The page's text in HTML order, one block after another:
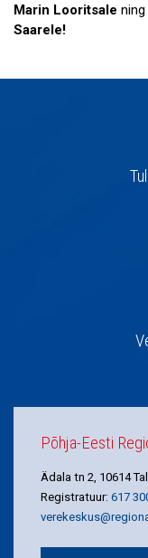
Marin Looritsale
Saarele!
Põhja-Eesti
Ädala tn 2, 10614
Registratuur: 617